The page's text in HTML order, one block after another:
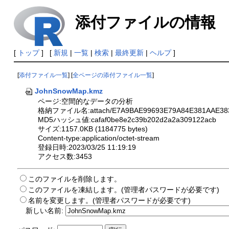
添付ファイルの情報
[ トップ] [ 新規 | 一覧| 検索| 最終更新| ヘルプ]
[添付ファイル一覧 ] [全ページの添付ファイル一覧
JohnSnowMap.kmz
ページ:空間的なデータの分析
格納ファイル名:attach/
MD5ハッシュ値:cafaf0be8e2c39b202d2a2a309122acb
サイズ:1157.0KB (1184775 bytes)
Content-type:application/octet-stream
登録日時:2023/03/25 11:19:19
アクセス数:3453
このファイルを削除します。
このファイルを凍結します。(管理者パスワードが必要です)
名前を変更します。(管理者パスワードが必要です)
新しい名前: